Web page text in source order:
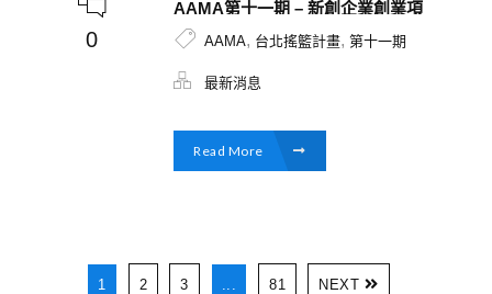
0
AAMA第十一期 – 新創企業創業項
目多元，從WEB3.0到能源科技導
供多元產業觀點。
AAMA, 台北搖籃計畫, 第十一期
最新消息
Read More
1 2 3 81 NEXT